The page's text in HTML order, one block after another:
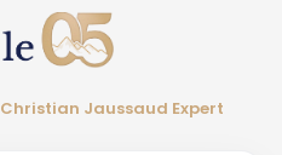
Christian Jaussaud Expert